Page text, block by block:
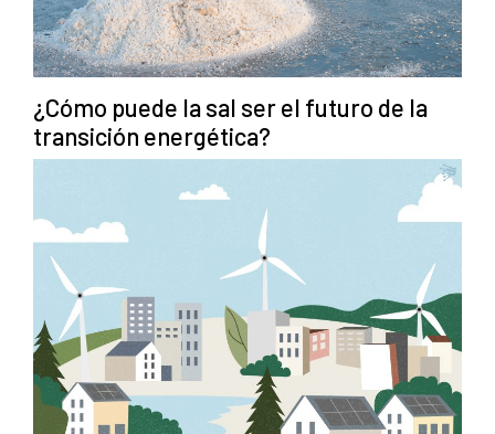
¿Cómo puede la sal ser el futuro de la
transición energética?